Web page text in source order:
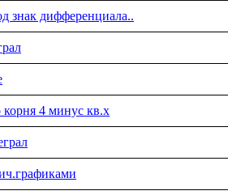
знак дифференциала..
корня 4 минус кв.х